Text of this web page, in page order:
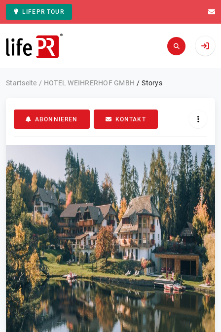
LIFEPR TOUR
Zur Startseite
Startseite HOTEL WEIHRERHOF GMBH Storys
ABONNIEREN KONTAKT